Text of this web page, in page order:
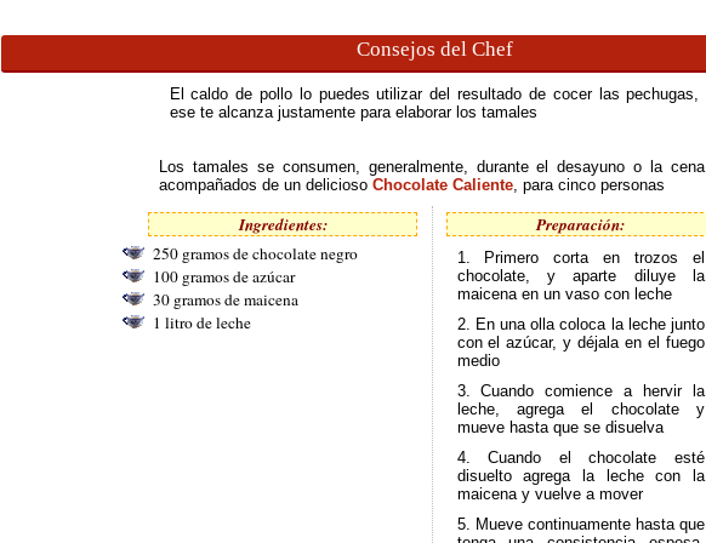
Consejos del Chef
El caldo de pollo lo puedes utilizar del resultado de cocer las pechugas,
ese te alcanza justamente para elaborar los tamales
Los tamales se consumen, generalmente, durante el desayuno o la
acompañados de un delicioso Chocolate Caliente, para cinco personas
Ingredientes:
250 gramos de chocolate negro
100 gramos de azúcar
30 gramos de maicena
1 litro de leche
Preparación:
1. Primero corta en trozos el
chocolate, y aparte diluye la
maicena en un vaso con leche
2. En una olla coloca la leche junto
con el azúcar, y déjala en el fuego
medio
3. Cuando comience a hervir la
leche, agrega el chocolate y
mueve hasta que se disuelva
4. Cuando el chocolate esté
disuelto agrega la leche con la
maicena y vuelve a mover
5. Mueve continuamente hasta que